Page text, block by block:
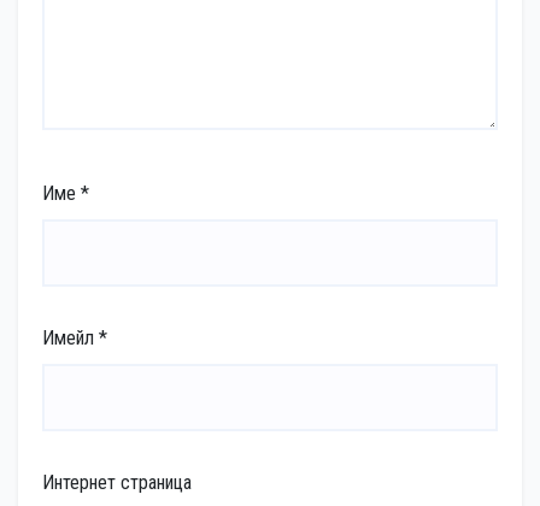
Име *
Имейл *
Интернет страница